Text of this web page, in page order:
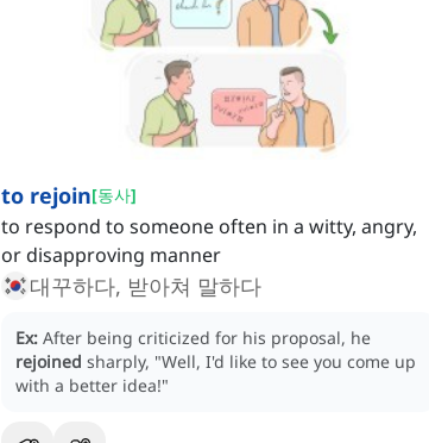
to rejoin[동사]
to respond to someone often in a witty, angry,
or disapproving manner
대꾸하다, 받아쳐 말하다
Ex: After being criticized for his proposal, he
rejoined sharply, "Well, I'd like to see you come up
with a better idea!"